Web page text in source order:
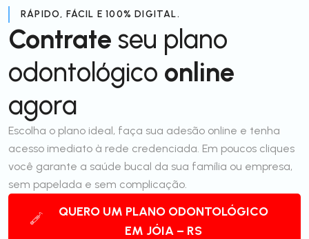
RÁPIDO, FÁCIL E 100% DIGITAL.
Contrate seu plano
odontológico online
agora
Escolha o plano ideal, faça sua adesão online e tenha
acesso imediato à rede credenciada. Em poucos cliques
você garante a saúde bucal da sua família ou empresa,
sem papelada e sem complicação.
QUERO UM PLANO ODONTOLÓGICO
EM JÓIA – RS